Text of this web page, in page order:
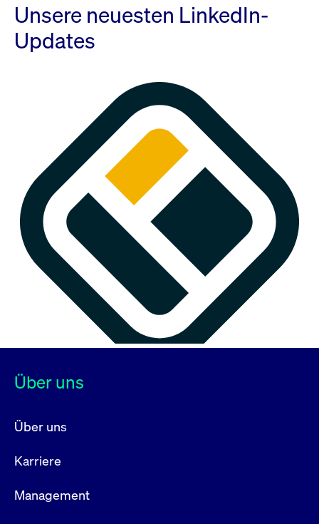
Unsere neuesten LinkedIn-
Updates
Über uns
Über uns
Karriere
Management